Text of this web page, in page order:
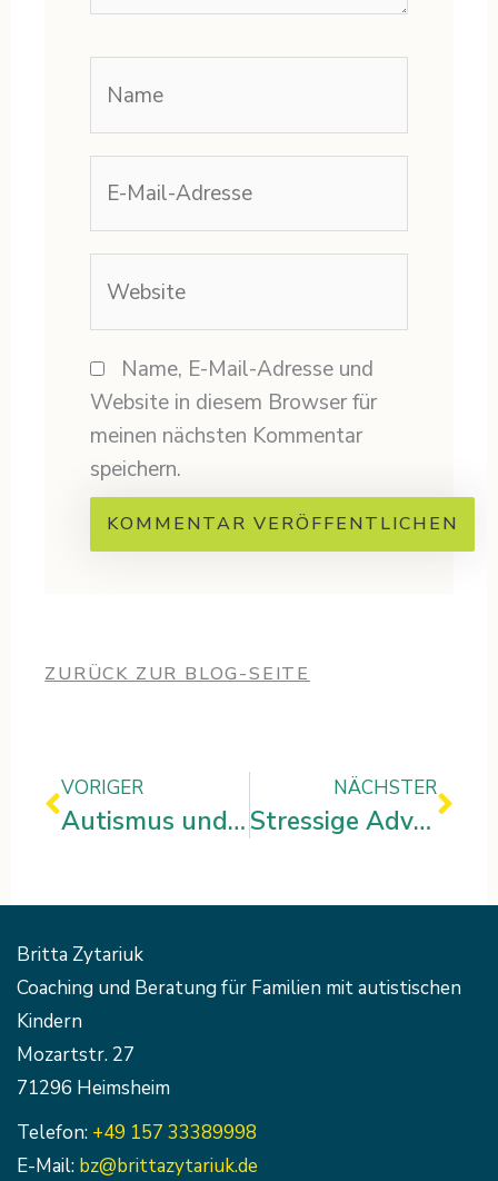
Mail-
Adresse
Name, E-Mail-Adresse und
Website in diesem Browser für
meinen nächsten Kommentar
speichern.
ZURÜCK ZUR BLOG-SEITE
Zurück
VORIGER
Autismus und Kita: Wie Inklusion zur Bereicherung für alle werden kann
NÄCHSTER
Stressige Adventszeit
Britta Zytariuk
Coaching und Beratung für Familien mit autistischen
Kindern
Mozartstr. 27
71296 Heimsheim
Telefon: +49 157 33389998
E-Mail: bz@brittazytariuk.de